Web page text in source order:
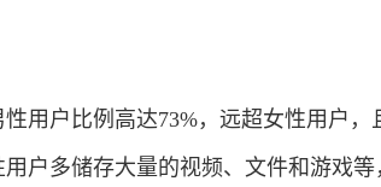
用户比例高达73%，远超女性用户
户多储存大量的视频、文件和游戏